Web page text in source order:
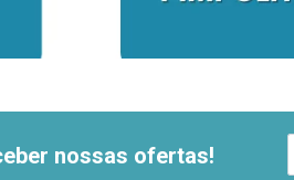
nossas ofertas!